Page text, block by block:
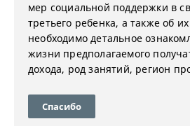
мер социальной поддержки в
третьего ребенка, а также об
необходимо детальное
жизни предполагаемого
дохода, род занятий, регион
Спасибо